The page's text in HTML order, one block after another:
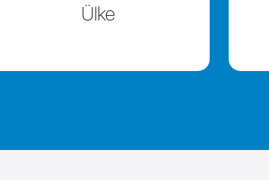
Ülke